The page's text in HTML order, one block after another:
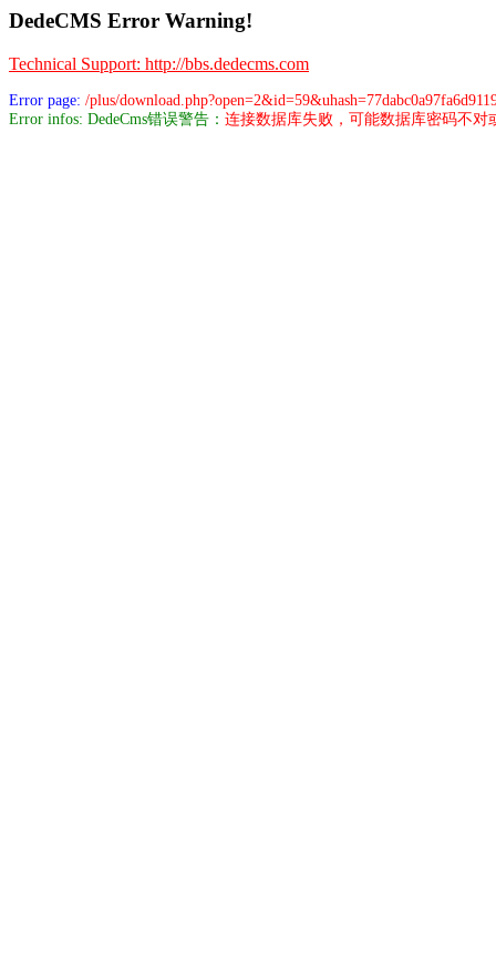
DedeCMS Error Warning!
Technical Support: http://bbs.dedecms.com
Error page: /plus/
Error infos: DedeCms错误警告： 连接数据库失败，可能数据库密码不对